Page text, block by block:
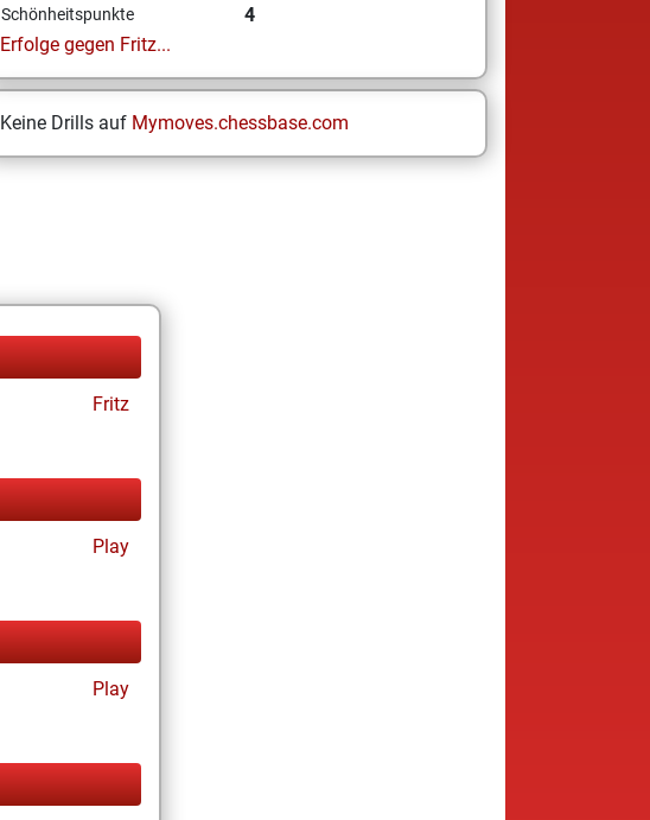
Schönheitspunkte
4
Erfolge gegen Fritz...
Keine Drills auf Mymoves.chessbase.com
Fritz
Play
Play